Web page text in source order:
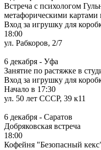
Встреча с психологом
метафорическими картами
Вход за игрушку для
18:00
ул. Рабкоров, 2/7
6 декабря - Уфа
Занятие по растяжке в
Вход за игрушку для
Начало в 17:30
ул. 50 лет СССР, 39 к11
6 декабря - Саратов
Добряковская встреча
18:00
Кофейня "Безопасный